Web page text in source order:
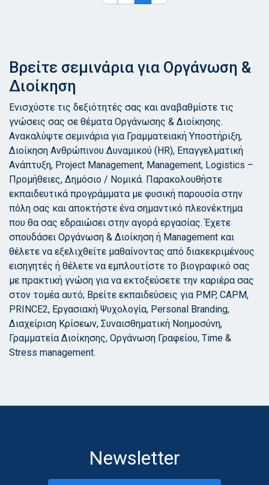
Βρείτε σεμινάρια για Οργάνωση &
Διοίκηση
Ενισχύστε τις δεξιότητές σας και αναβαθμίστε τις
γνώσεις σας σε θέματα Οργάνωσης & Διοίκησης.
Ανακαλύψτε σεμινάρια για Γραμματειακή Υποστήριξη,
Διοίκηση Ανθρώπινου Δυναμικού (HR), Επαγγελματική
Ανάπτυξη, Project Management, Management, Logistics –
Προμήθειες, Δημόσιο / Νομικά. Παρακολουθήστε
εκπαιδευτικά προγράμματα με φυσική παρουσία στην
πόλη σας και αποκτήστε ένα σημαντικό πλεονέκτημα
που θα σας εδραιώσει στην αγορά εργασίας. Έχετε
σπουδάσει Οργάνωση & Διοίκηση ή Management και
θέλετε να εξελιχθείτε μαθαίνοντας από διακεκριμένους
εισηγητές ή θέλετε να εμπλουτίστε το βιογραφικό σας
με πρακτική γνώση για να εκτοξεύσετε την καριέρα σας
στον τομέα αυτό; Βρείτε εκπαιδεύσεις για PMP, CAPM,
PRINCE2, Εργασιακή Ψυχολογία, Personal Branding,
Διαχείριση Κρίσεων, Συναισθηματική Νοημοσύνη,
Γραμματεία Διοίκησης, Οργάνωση Γραφείου, Time &
Stress management.
Newsletter